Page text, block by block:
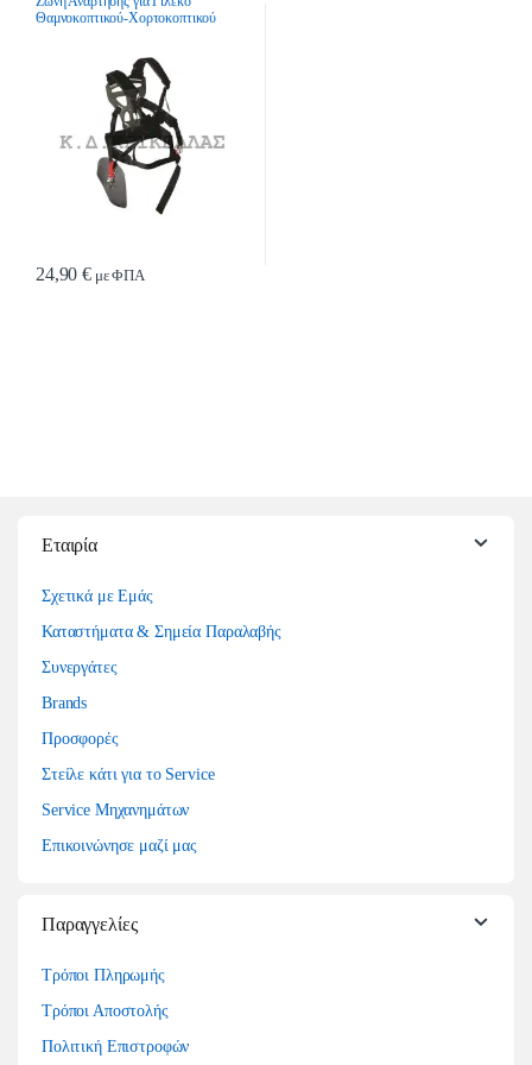
Θαμνοκοπτικού-Χορτοκοπτικού
24,90€ με ΦΠΑ
Εταιρία
Σχετικά με Εμάς
Καταστήματα & Σημεία Παραλαβής
Συνεργάτες
Brands
Προσφορές
Στείλε κάτι για το Service
Service Μηχανημάτων
Επικοινώνησε μαζί μας
Παραγγελίες
Τρόποι Πληρωμής
Τρόποι Αποστολής
Πολιτική Επιστροφών